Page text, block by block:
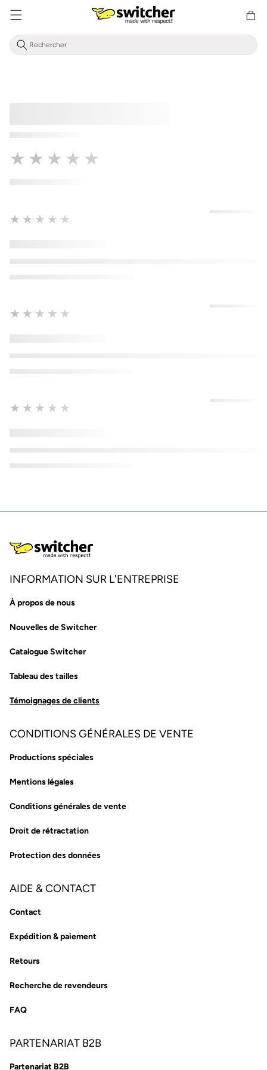
directement
d'achat
★★★★★
★★★★★
★★★★★
★★★★★
INFORMATION SUR L'ENTREPRISE
À propos de nous
Nouvelles de Switcher
Catalogue Switcher
Tableau des tailles
Témoignages de clients
CONDITIONS GÉNÉRALES DE VENTE
Productions spéciales
Mentions légales
Conditions générales de vente
Droit de rétractation
Protection des données
AIDE & CONTACT
Contact
Expédition & paiement
Retours
Recherche de revendeurs
FAQ
PARTENARIAT B2B
Partenariat B2B